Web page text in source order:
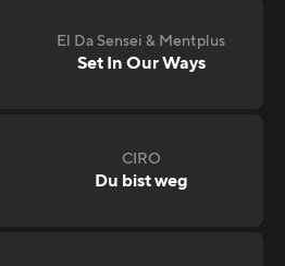
El Da Sensei & Mentplus
Set In Our Ways
CIRO
Du bist weg